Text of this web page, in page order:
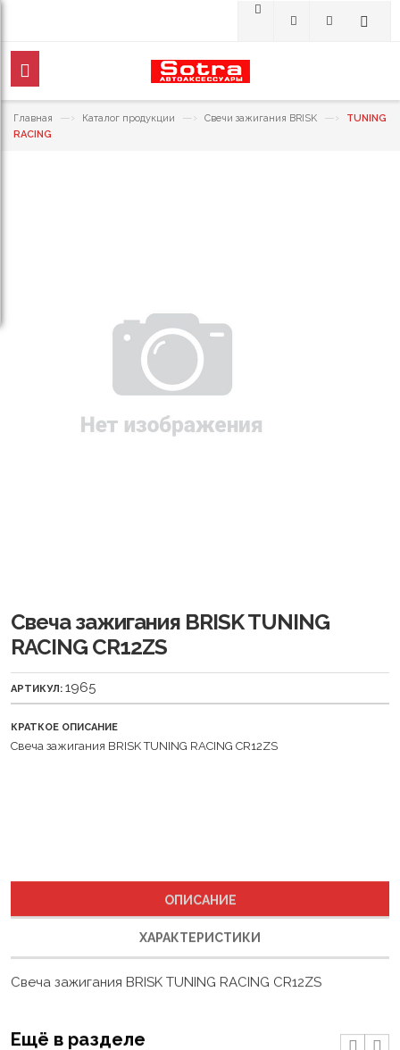
Главная —› Каталог продукции —› Свечи зажигания BRISK —›
TUNING
RACING
Свеча зажигания BRISK TUNING
RACING CR12ZS
АРТИКУЛ: 1965
КРАТКОЕ ОПИСАНИЕ
Свеча зажигания BRISK TUNING RACING CR12ZS
ХАРАКТЕРИСТИКИ